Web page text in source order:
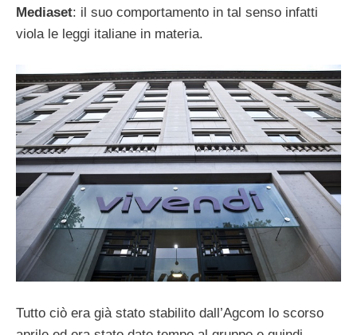
Mediaset: il suo comportamento in tal senso infatti
viola le leggi italiane in materia.
Tutto ciò era già stato stabilito dall’Agcom lo scorso